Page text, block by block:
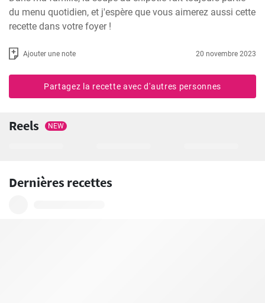
du menu quotidien, et j'espère que vous aimerez aussi cette
recette dans votre foyer !
Ajouter une note 20 novembre 2023
Partagez la recette avec d'autres personnes
Reels NEW
Dernières recettes